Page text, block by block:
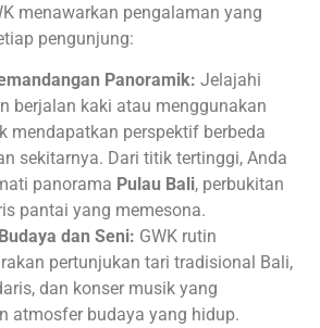
menawarkan pengalaman yang
pengunjung:
Panoramik: Jelajahi
berjalan kaki atau menggunakan
mendapatkan perspektif berbeda
sekitarnya. Dari titik tertinggi, Anda
panorama Pulau Bali, perbukitan
pantai yang memesona.
dan Seni: GWK rutin
pertunjukan tari tradisional Bali,
dan konser musik yang
atmosfer budaya yang hidup.